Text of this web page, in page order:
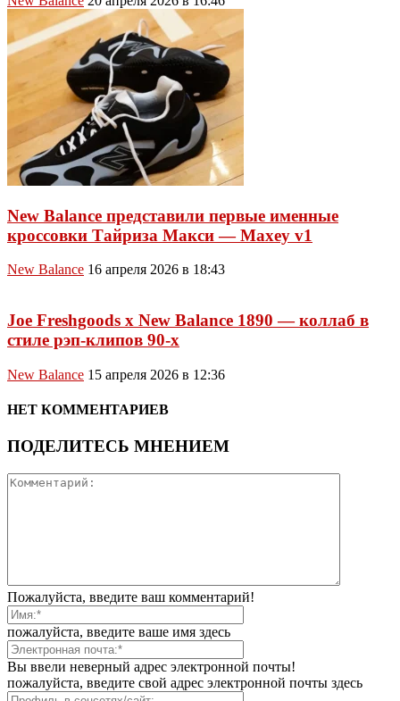
New Balance представили первые именные
кроссовки Тайриза Макси — Maxey v1
New Balance 16 апреля 2026 в 18:43
Joe Freshgoods x New Balance 1890 — коллаб в
стиле рэп-клипов 90-х
New Balance 15 апреля 2026 в 12:36
НЕТ КОММЕНТАРИЕВ
ПОДЕЛИТЕСЬ МНЕНИЕМ
Пожалуйста, введите ваш комментарий!
пожалуйста, введите ваше имя здесь
Вы ввели неверный адрес электронной почты!
пожалуйста, введите свой адрес электронной почты здесь